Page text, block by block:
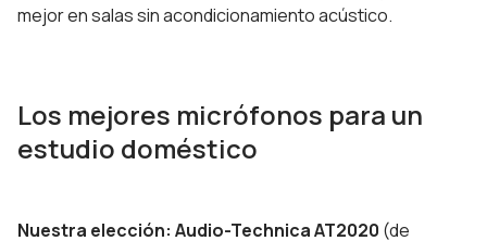
mejor en salas sin acondicionamiento acústico.
Los mejores micrófonos para un
estudio doméstico
Nuestra elección: Audio-Technica AT2020 (de